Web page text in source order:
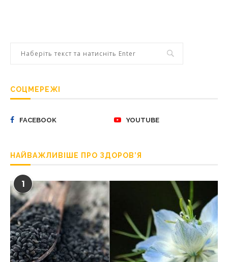
СОЦМЕРЕЖІ
FACEBOOK YOUTUBE
НАЙВАЖЛИВІШЕ ПРО ЗДОРОВ’Я
1